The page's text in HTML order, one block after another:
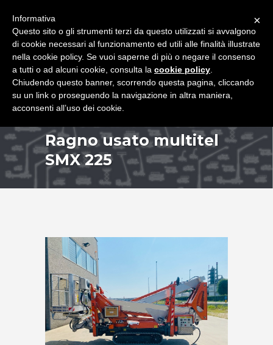
Ragno usato multitel
SMX 225
×
Informativa
Questo sito o gli strumenti terzi da questo utilizzati si avvalgono
di cookie necessari al funzionamento ed utili alle finalità illustrate
nella cookie policy. Se vuoi saperne di più o negare il consenso
a tutti o ad alcuni cookie, consulta la cookie policy
Chiudendo questo banner, scorrendo questa pagina, cliccando
su un link o proseguendo la navigazione in altra maniera,
acconsenti all’uso dei cookie.